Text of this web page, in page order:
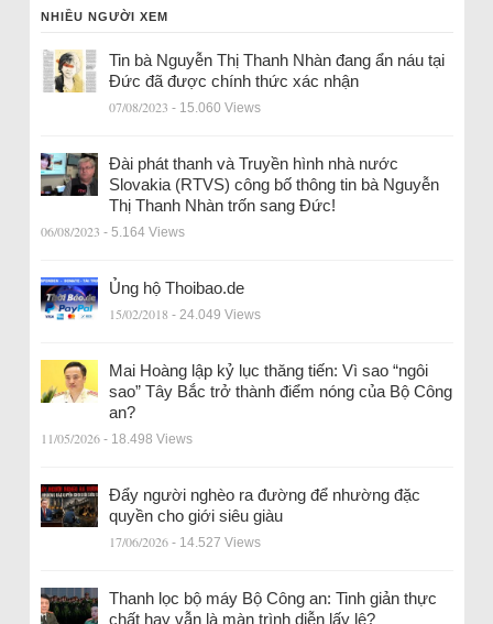
NHIỀU NGƯỜI XEM
Tin bà Nguyễn Thị Thanh Nhàn đang ẩn náu tại
Đức đã được chính thức xác nhận
07/08/2023 - 15.060 Views
Đài phát thanh và Truyền hình nhà nước
Slovakia (RTVS) công bố thông tin bà Nguyễn
Thị Thanh Nhàn trốn sang Đức!
06/08/2023 - 5.164 Views
Ủng hộ Thoibao.de
15/02/2018 - 24.049 Views
Mai Hoàng lập kỷ lục thăng tiến: Vì sao “ngôi
sao” Tây Bắc trở thành điểm nóng của Bộ Công
an?
11/05/2026 - 18.498 Views
Đẩy người nghèo ra đường để nhường đặc
quyền cho giới siêu giàu
17/06/2026 - 14.527 Views
Thanh lọc bộ máy Bộ Công an: Tinh giản thực
chất hay vẫn là màn trình diễn lấy lệ?